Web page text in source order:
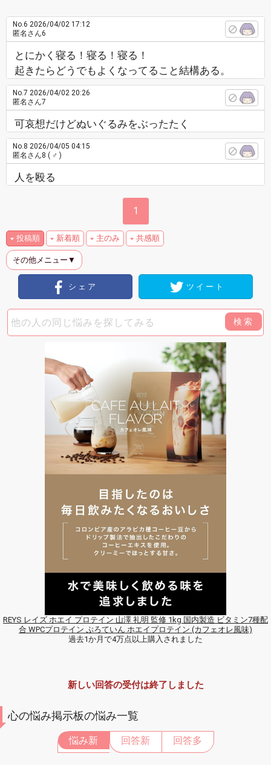
No.6 2026/04/02 17:12
匿名さん6
とにかく寝る！寝る！寝る！
起きたらどうでもよくなってること結構ある。
No.7 2026/04/02 20:26
匿名さん7
可哀想だけどぬいぐるみをぶったたく
No.8 2026/04/05 04:15
匿名さん8 ( ♂ )
人を殴る
1
投稿順 新着順 主のみ 共感順
その他メニュー▼
シェア ツイート
検索
REYS レイズ ホエイ プロテイン 山澤 礼明 監修 1kg 国内製造 ビタミン7種配
合 WPCプロテイン ぷろていん ホエイプロテイン (カフェオレ風味)
過去1か月で4万点以上購入されました
新しい回答の受付は終了しました
心の悩み掲示板の悩み一覧
悩み新 回答新 回答多